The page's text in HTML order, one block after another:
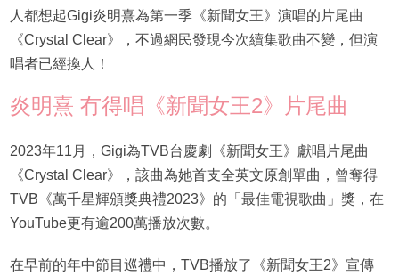
人都想起Gigi炎明熹為第一季《新聞女王》演唱的片尾曲
《Crystal Clear》，不過網民發現今次續集歌曲不變，但演
唱者已經換人！
炎明熹 冇得唱《新聞女王2》片尾曲
2023年11月，Gigi為TVB台慶劇《新聞女王》獻唱片尾曲
《Crystal Clear》，該曲為她首支全英文原創單曲，曾奪得
TVB《萬千星輝頒獎典禮2023》的「最佳電視歌曲」獎，在
YouTube更有逾200萬播放次數。
在早前的年中節目巡禮中，TVB播放了《新聞女王2》宣傳